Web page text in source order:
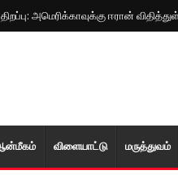
அமெரிக்காவுக்கு ஈரான்
விளையாட்டு மரு‌த்துவ‌ம்